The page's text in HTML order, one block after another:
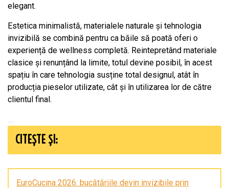
elegant.
Estetica minimalistă, materialele naturale și tehnologia
invizibilă se combină pentru ca băile să poată oferi o
experiență de wellness completă. Reintepretând materiale
clasice și renunțând la limite, totul devine posibil, în acest
spațiu în care tehnologia susține total designul, atât în
producția pieselor utilizate, cât și în utilizarea lor de către
clientul final.
CITEȘTE ȘI:
EuroCucina 2026: bucătăriile devin invizibile prin